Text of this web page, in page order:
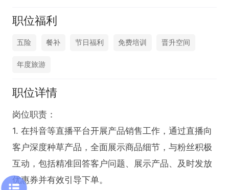
职位福利
五险 餐补 节日福利 免费培训 晋升空间
年度旅游
职位详情
岗位职责：
1. 在抖音等直播平台开展产品销售工作，通过直播向
客户深度种草产品，全面展示商品细节，与粉丝积极
互动，包括精准回答客户问题、展示产品、及时发放
优惠券并有效引导下单。